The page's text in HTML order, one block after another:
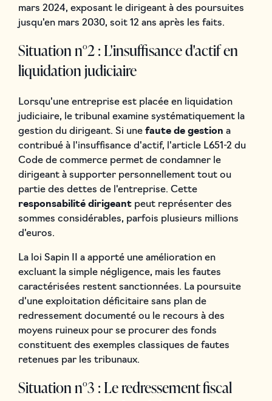
mars 2024, exposant le dirigeant à des poursuites
jusqu'en mars 2030, soit 12 ans après les faits.
Situation n°2 : L'insuffisance d'actif en
liquidation judiciaire
Lorsqu'une entreprise est placée en liquidation
judiciaire, le tribunal examine systématiquement la
gestion du dirigeant. Si une faute de gestion a
contribué à l'insuffisance d'actif, l'article L651-2 du
Code de commerce permet de condamner le
dirigeant à supporter personnellement tout ou
partie des dettes de l'entreprise. Cette
responsabilité dirigeantpeut représenter des
sommes considérables, parfois plusieurs millions
d'euros.
La loi Sapin II a apporté une amélioration en
excluant la simple négligence, mais les fautes
caractérisées restent sanctionnées. La poursuite
d'une exploitation déficitaire sans plan de
redressement documenté ou le recours à des
moyens ruineux pour se procurer des fonds
constituent des exemples classiques de fautes
retenues par les tribunaux.
Situation n°3 : Le redressement fiscal